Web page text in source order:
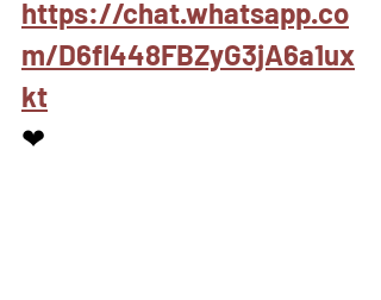
https://chat.whatsapp.co
m/D6fl448FBZyG3jA6a1ux
kt
❤